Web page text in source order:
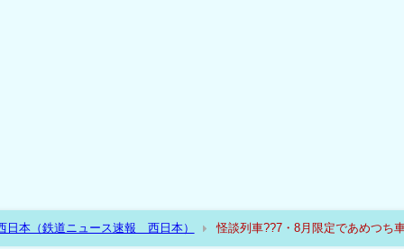
日本（鉄道ニュース速報 西日本） 怪談列車??7・8月限定であめつち